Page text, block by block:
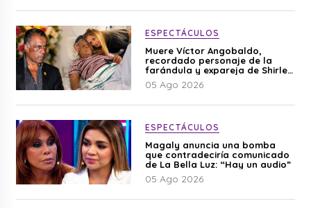
ESPECTÁCULOS
Muere Víctor Angobaldo,
recordado personaje de la
farándula y expareja de Shirley
Cherres
05 Ago 2026
ESPECTÁCULOS
Magaly anuncia una bomba
que contradeciría comunicado
de La Bella Luz: “Hay un audio”
05 Ago 2026